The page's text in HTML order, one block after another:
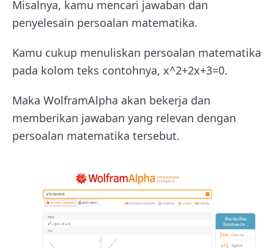
Misalnya, kamu mencari jawaban dan
penyelesain persoalan matematika.
Kamu cukup menuliskan persoalan matematika
pada kolom teks contohnya, x^2+2x+3=0.
Maka WolframAlpha akan bekerja dan
memberikan jawaban yang relevan dengan
persoalan matematika tersebut.